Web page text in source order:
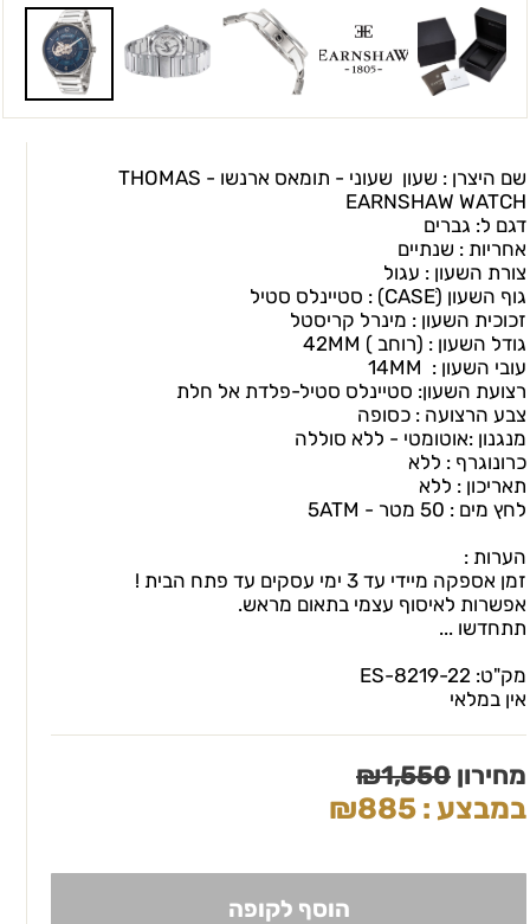
שם היצרן : שעון שעוני - תומאס ארנשו - THOMAS
EARNSHAW WATCH
דגם ל: גברים
אחריות : שנתיים
צורת השעון : עגול
גוף השעון (CASEׂ) : סטיינלס סטיל
זכוכית השעון : מינרל קריסטל
גודל השעון : (רוחב ) 42MM
עובי השעון : 14MM
רצועת השעון: סטיינלס סטיל-פלדת אל חלת
צבע הרצועה : כסופה
מנגנון :אוטומטי - ללא סוללה
כרונוגרף : ללא
תאריכון : ללא
לחץ מים : 50 מטר - 5ATM
הערות :
זמן אספקה מיידי עד 3 ימי עסקים עד פתח הבית !
אפשרות לאיסוף עצמי בתאום מראש.
תתחדשו ...
מק"ט: ES-8219-22
אין במלאי
מחירון ₪1,550
במבצע : ₪885
הוסף לקופה